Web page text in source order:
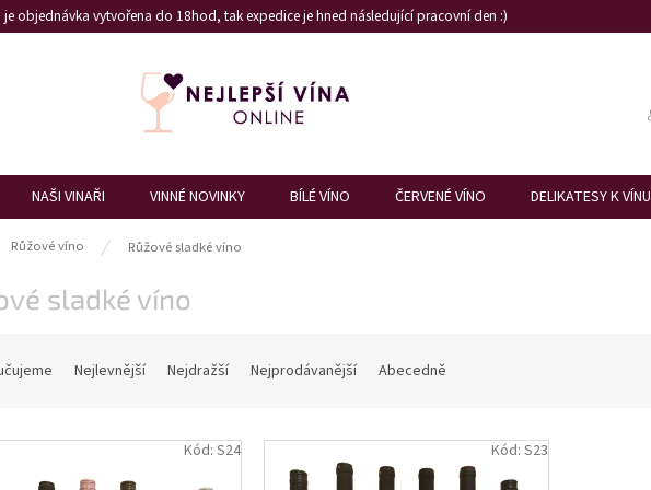
objednávka vytvořena do 18hod, tak expedice je hned následující pracovní den :)
NAŠI VINAŘI VINNÉ NOVINKY BÍLÉ VÍNO ČERVENÉ VÍNO DELIKATESY K VÍNU
Růžové víno Růžové sladké víno
sladké víno
Nejlevnější Nejdražší Nejprodávanější Abecedně
Kód: S24 Kód: S23